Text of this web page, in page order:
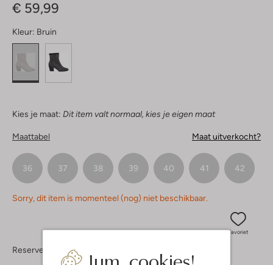
€ 59,99
Kleur: Bruin
Kies je maat: Dit item valt normaal, kies je eigen maat
Maattabel Maat uitverkocht?
36 37 38 39 40 41 42
Sorry, dit item is momenteel (nog) niet beschikbaar.
Favoriet
Reserveer direct in een van onze 37 boutiques